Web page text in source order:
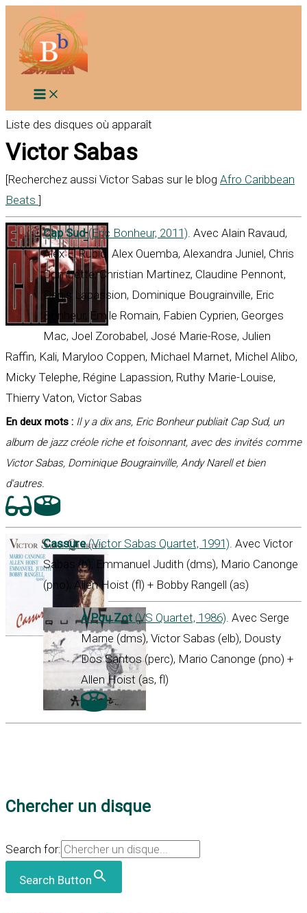
contenu
Liste des disques où apparaît
Victor Sabas
[Recherchez aussi Victor Sabas sur le blog Afro Caribbean
Beats ]
Cap Sud(Eric Bonheur, 2011). Avec Alain Ravaud,
Alex El Rubio, Alex Ouemba, Alexandra Juniel, Chris
Combette, Christian Martinez, Claudine Pennont,
Denis Lapassion, Dominique Bougrainville, Eric
Bonheur, Emile Romain, Fabien Cyprien, Georges
Mac, Joel Zorobabel, José Marie-Rose, Julien
Raffin, Kali, Maryloo Coppen, Michael Marnet, Michel Alibo,
Micky Telephe, Régine Lapassion, Ruthy Marie-Louise,
Thierry Vaton, Victor Sabas
En deux mots : Il y a dix ans, Eric Bonheur publiait Cap Sud, un
album de jazz créole riche et foisonnant, avec des invités comme
Victor Sabas, Dominique Bougrainville, Andy Narell et bien
d'autres.
Cassure(Victor Sabas Quartet, 1991). Avec Victor
Sabas (b), Emmanuel Judith (dms), Mario Canonge
(pno), Allen Hoist (fl) + Bobby Rangell (as)
A Pou Zot (VS Quartet, 1986). Avec Serge
Marne (dms), Victor Sabas (elb), Dousty
Dos Santos (perc), Mario Canonge (pno) +
Allen Hoist (as, fl)
Chercher un disque
Search for:
Search Button